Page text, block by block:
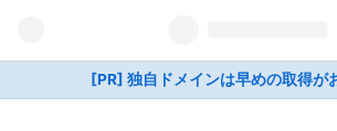
[PR] 独自ドメインは早めの取得が